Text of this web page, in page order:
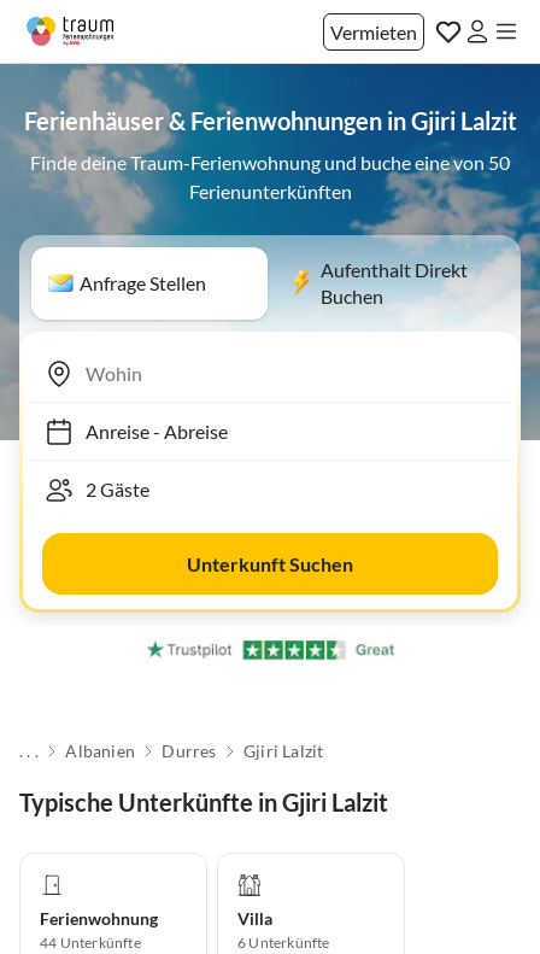
Vermieten
Ferienhäuser & Ferienwohnungen in Gjiri Lalzit
Finde deine Traum-Ferienwohnung und buche eine von 50
Ferienunterkünften
Anfrage Stellen
Aufenthalt Direkt
Buchen
Anreise- Abreise
Unterkunft Suchen
. . . Albanien Durres Gjiri Lalzit
Typische Unterkünfte in Gjiri Lalzit
Ferienwohnung
44 Unterkünfte
Villa
6 Unterkünfte